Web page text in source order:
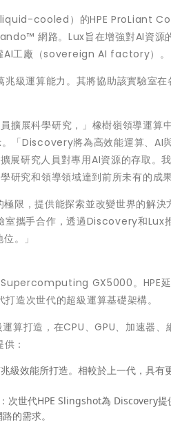
liquid-cooled）的HPE ProLiant
網路。Lux旨在增強對AI資源
AI工廠（sovereign AI factory）。
級運算能力。其將協助該實驗室在
擴展科學研究，」橡樹嶺領導運
Discovery將為高效能運算、AI與
展研究人員對專用AI資源的存取。
究和領導領域達到前所未有的成果
極限，提供能探索並改變世界的解
攜手合作，透過Discovery和Lux
。」
GX5000。HPE
造次世代的超級運算基礎架構。
打造，在CPU、GPU、加速器、
：
級效能所打造。相較於上一代，具有
世代HPE Slingshot為 Discovery提
的需求。